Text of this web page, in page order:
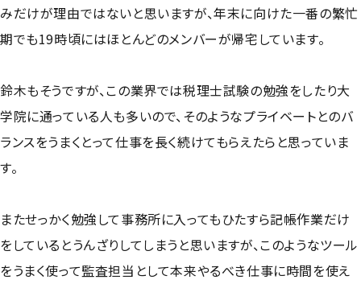
みだけが理由ではないと思いますが、年末に向けた一番の繁忙
期でも19時頃にはほとんどのメンバーが帰宅しています。
鈴木もそうですが、この業界では税理士試験の勉強をしたり大
学院に通っている人も多いので、そのようなプライベートとのバ
ランスをうまくとって仕事を長く続けてもらえたらと思っていま
す。
またせっかく勉強して事務所に入ってもひたすら記帳作業だけ
をしているとうんざりしてしまうと思いますが、このようなツール
をうまく使って監査担当として本来やるべき仕事に時間を使え